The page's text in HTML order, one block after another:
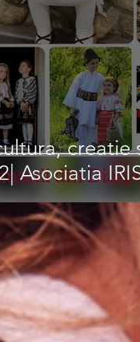
creatie
Asociatia